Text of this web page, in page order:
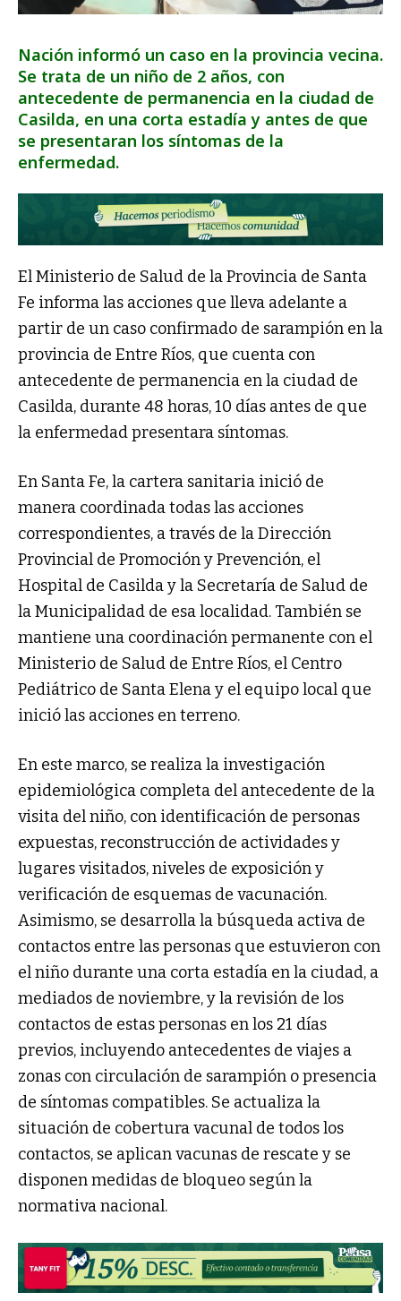
Nación informó un caso en la provincia vecina.
Se trata de un niño de 2 años, con
antecedente de permanencia en la ciudad de
Casilda, en una corta estadía y antes de que
se presentaran los síntomas de la
enfermedad.
El Ministerio de Salud de la Provincia de Santa
Fe informa las acciones que lleva adelante a
partir de un caso confirmado de sarampión en la
provincia de Entre Ríos, que cuenta con
antecedente de permanencia en la ciudad de
Casilda, durante 48 horas, 10 días antes de que
la enfermedad presentara síntomas.
En Santa Fe, la cartera sanitaria inició de
manera coordinada todas las acciones
correspondientes, a través de la Dirección
Provincial de Promoción y Prevención, el
Hospital de Casilda y la Secretaría de Salud de
la Municipalidad de esa localidad. También se
mantiene una coordinación permanente con el
Ministerio de Salud de Entre Ríos, el Centro
Pediátrico de Santa Elena y el equipo local que
inició las acciones en terreno.
En este marco, se realiza la investigación
epidemiológica completa del antecedente de la
visita del niño, con identificación de personas
expuestas, reconstrucción de actividades y
lugares visitados, niveles de exposición y
verificación de esquemas de vacunación.
Asimismo, se desarrolla la búsqueda activa de
contactos entre las personas que estuvieron con
el niño durante una corta estadía en la ciudad, a
mediados de noviembre, y la revisión de los
contactos de estas personas en los 21 días
previos, incluyendo antecedentes de viajes a
zonas con circulación de sarampión o presencia
de síntomas compatibles. Se actualiza la
situación de cobertura vacunal de todos los
contactos, se aplican vacunas de rescate y se
disponen medidas de bloqueo según la
normativa nacional.